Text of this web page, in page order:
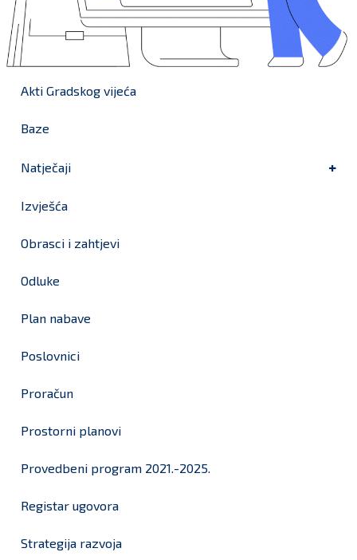
Akti Gradskog vijeća
Baze
Natječaji
Izvješća
Obrasci i zahtjevi
Odluke
Plan nabave
Poslovnici
Proračun
Prostorni planovi
Provedbeni program 2021.-2025.
Registar ugovora
Strategija razvoja